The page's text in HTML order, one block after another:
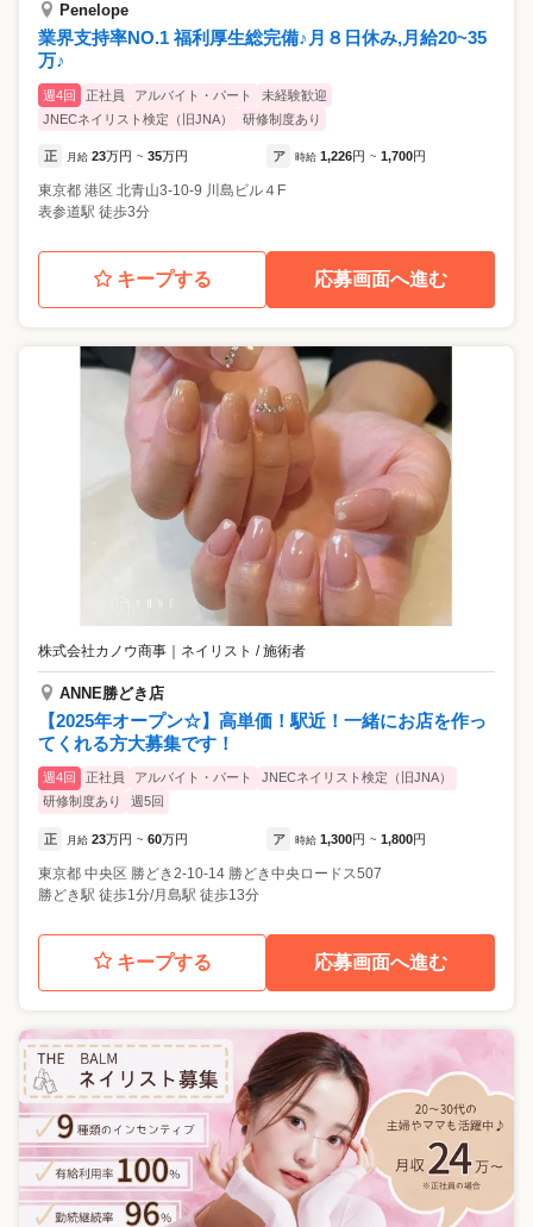
Penelope
業界支持率NO.1 福利厚生総完備♪月８日休み,月給20~35
万♪
週4回 正社員 アルバイト・パート
未経験歓迎
JNECネイリスト検定（旧JNA）
研修制度あり
正 月給 23万円 ~ 35万円 ア 時給 1,226円 ~ 1,700円
東京都 港区 北青山3-10-9 川島ビル４F
表参道駅 徒歩3分
キープする 応募画面へ進む
株式会社カノウ商事 ｜ ネイリスト / 施術者
ANNE勝どき店
【2025年オープン☆】高単価！駅近！一緒にお店を作っ
てくれる方大募集です！
週4回 正社員 アルバイト・パート
JNECネイリスト検定（旧JNA）
研修制度あり
週5回
正 月給 23万円 ~ 60万円 ア 時給 1,300円 ~ 1,800円
東京都 中央区 勝どき2-10-14 勝どき中央ロードス507
勝どき駅 徒歩1分/月島駅 徒歩13分
キープする 応募画面へ進む